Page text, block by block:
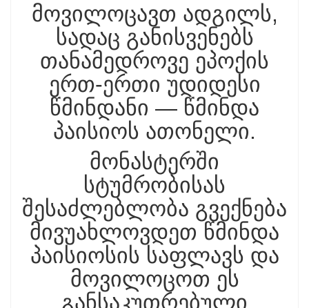
მოვილოცავთ ადგილს,
სადაც განისვენებს
თანამედროვე ეპოქის
ერთ-ერთი უდიდესი
წმინდანი — წმინდა
პაისიოს ათონელი.
მონასტერში
სტუმრობისას
შესაძლებლობა გვექნება
მივუახლოვდეთ წმინდა
პაისიოსის საფლავს და
მოვილოცოთ ეს
განსაკუთრებული